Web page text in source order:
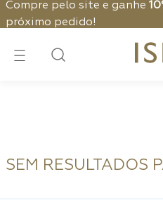
Compre pelo site e ganhe
próximo pedido!
SEM RESULTADOS